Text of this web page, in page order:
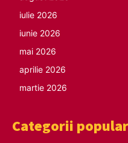
iulie 2026
iunie 2026
mai 2026
aprilie 2026
martie 2026
Categorii